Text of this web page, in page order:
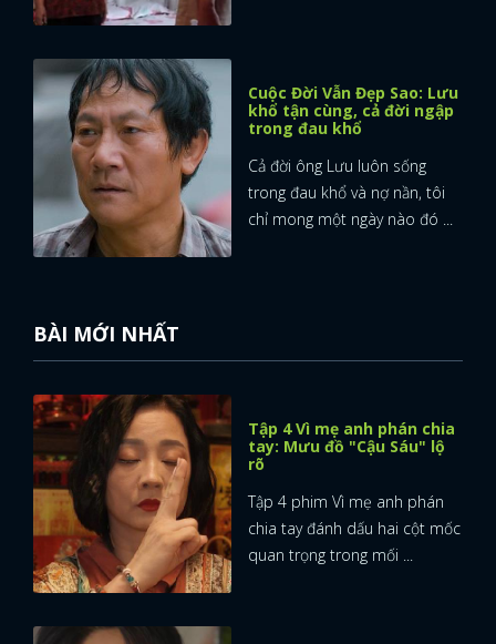
ĐĂNG NHẬP
Cuộc Đời Vẫn Đẹp Sao: Lưu
khổ tận cùng, cả đời ngập
trong đau khổ
Cả đời ông Lưu luôn sống
trong đau khổ và nợ nần, tôi
chỉ mong một ngày nào đó ...
BÀI MỚI NHẤT
Tập 4 Vì mẹ anh phán chia
tay: Mưu đồ "Cậu Sáu" lộ
rõ
Tập 4 phim Vì mẹ anh phán
chia tay đánh dấu hai cột mốc
quan trọng trong mối ...